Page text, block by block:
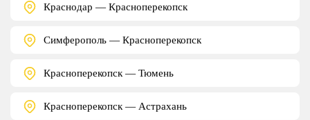
Краснодар — Красноперекопск
Симферополь — Красноперекопск
Красноперекопск — Тюмень
Красноперекопск — Астрахань